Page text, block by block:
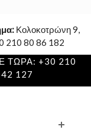
Κολοκοτρώνη 9,
210 80 86 182
ΤΩΡΑ: +30 210
127